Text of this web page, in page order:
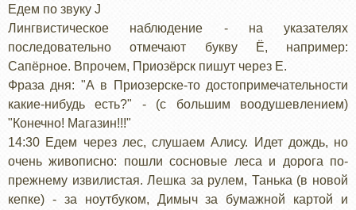
Едем по звуку J
Лингвистическое наблюдение - на указателях
последовательно отмечают букву Ё, например:
Сапёрное. Впрочем, Приозёрск пишут через Е.
Фраза дня: "А в Приозерске-то достопримечательности
какие-нибудь есть?" - (с большим воодушевлением)
"Конечно! Магазин!!!"
14:30 Едем через лес, слушаем Алису. Идет дождь, но
очень живописно: пошли сосновые леса и дорога по-
прежнему извилистая. Лешка за рулем, Танька (в новой
кепке) - за ноутбуком, Димыч за бумажной картой и